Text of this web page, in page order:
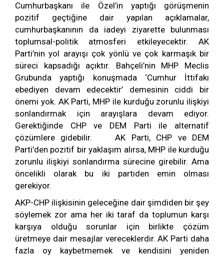
Cumhurbaşkanı ile Özel’in yaptığı görüşmenin
pozitif geçtiğine dair yapılan açıklamalar,
cumhurbaşkanının da iadeyi ziyarette bulunması
toplumsal-politik atmosferi etkileyecektir. AK
Parti’nin yol arayışı çok yönlü ve çok karmaşık bir
süreci kapsadığı açıktır. Bahçeli’nin MHP Meclis
Grubunda yaptığı konuşmada ‘Cumhur İttifakı
ebediyen devam edecektir’ demesinin ciddi bir
önemi yok. AK Parti, MHP ile kurduğu zorunlu ilişkiyi
sonlandırmak için arayışlara devam ediyor.
Gerektiğinde CHP ve DEM Parti ile alternatif
çözümlere gidebilir. AK Parti, CHP ve DEM
Parti’den pozitif bir yaklaşım alırsa, MHP ile kurduğu
zorunlu ilişkiyi sonlandırma sürecine girebilir. Ama
öncelikli olarak bu iki partiden emin olması
gerekiyor.
AKP-CHP ilişkisinin geleceğine dair şimdiden bir şey
söylemek zor ama her iki taraf da toplumun karşı
karşıya olduğu sorunlar için birlikte çözüm
üretmeye dair mesajlar vereceklerdir. AK Parti daha
fazla oy kaybetmemek ve kendisini yeniden